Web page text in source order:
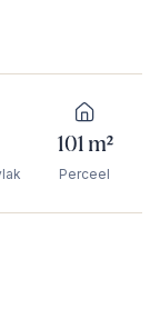
101 m²
Perceel